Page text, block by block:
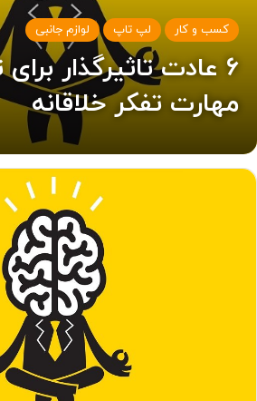
کسب و کار لپ تاپ لوازم جانبی
۶ عادت تاثیرگذار
مهارت تفکر خلاقانه